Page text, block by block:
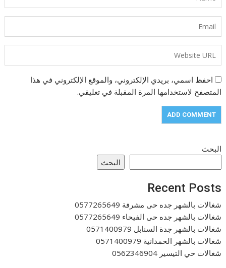
احفظ اسمي، بريدي الإلكتروني، والموقع الإلكتروني في هذا
المتصفح لاستخدامها المرة المقبلة في تعليقي.
البحث
البحث
Recent Posts
شغالات بالشهر جده حى مشرفة 0577265649
شغالات بالشهر جده حى الفيحاء 0577265649
شغالات بالشهر جدة السنابل 0571400979
شغالات بالشهر الحمدانية 0571400979
شغالات حي التيسير 0562346904